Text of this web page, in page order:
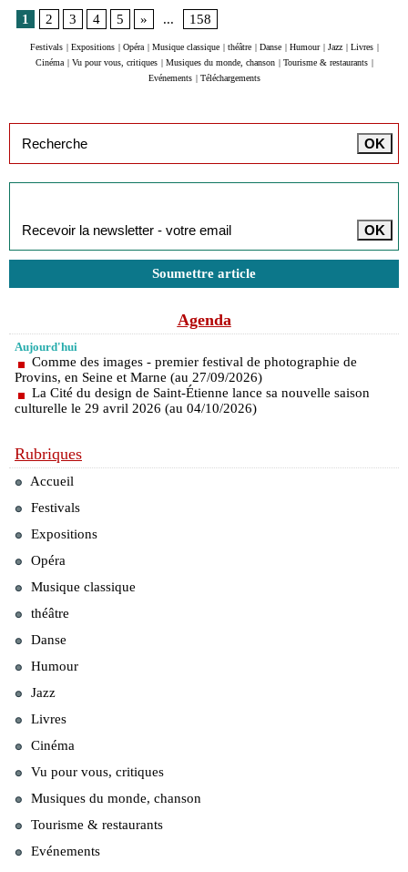
1
2 3 4 5 » ... 158
Festivals | Expositions | Opéra | Musique classique | théâtre | Danse | Humour | Jazz | Livres |
Cinéma | Vu pour vous, critiques | Musiques du monde, chanson | Tourisme & restaurants |
Evénements | Téléchargements
Soumettre article
Agenda
Aujourd'hui
Comme des images - premier festival de photographie de
Provins, en Seine et Marne (au 27/09/2026)
La Cité du design de Saint-Étienne lance sa nouvelle saison
culturelle le 29 avril 2026 (au 04/10/2026)
Rubriques
Accueil
Festivals
Expositions
Opéra
Musique classique
théâtre
Danse
Humour
Jazz
Livres
Cinéma
Vu pour vous, critiques
Musiques du monde, chanson
Tourisme & restaurants
Evénements